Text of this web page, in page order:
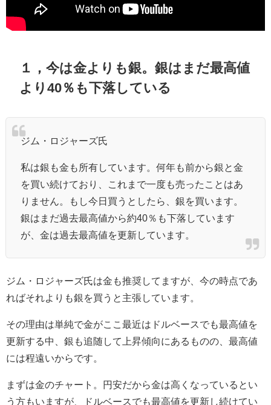
１，今は金よりも銀。銀はまだ最高値
より40％も下落している
ジム・ロジャーズ氏
私は銀も金も所有しています。何年も前から銀と金
を買い続けており、これまで一度も売ったことはあ
りません。もし今日買うとしたら、銀を買います。
銀はまだ過去最高値から約40％も下落しています
が、金は過去最高値を更新しています。
ジム・ロジャーズ氏は金も推奨してますが、今の時点であ
ればそれよりも銀を買うと主張しています。
その理由は単純で金がここ最近はドルベースでも最高値を
更新する中、銀も追随して上昇傾向にあるものの、最高値
には程遠いからです。
まずは金のチャート。円安だから金は高くなっているとい
う方もいますが、ドルベースでも最高値を更新し続けてい